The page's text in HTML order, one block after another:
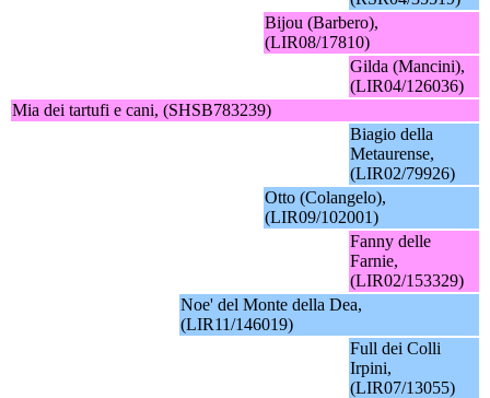
Bijou (Barbero),
(LIR08/17810)
Gilda (Mancini),
(LIR04/126036)
Mia dei tartufi e cani, (SHSB783239)
Biagio della
Metaurense,
(LIR02/79926)
Otto (Colangelo),
(LIR09/102001)
Fanny delle
Farnie,
(LIR02/153329)
Noe' del Monte della Dea,
(LIR11/146019)
Full dei Colli
Irpini,
(LIR07/13055)